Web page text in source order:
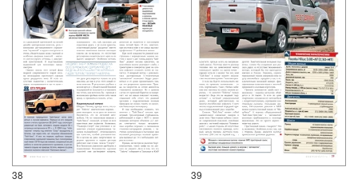
38 39